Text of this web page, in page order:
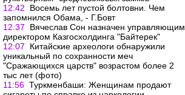
12:42
Восемь лет пустой болтовни. Чем
запомнился Обама, - Г.Бовт
12:37
Вячеслав Сон назначен управляющим
директором Казгосхолдинга "Байтерек"
12:07
Китайские археологи обнаружили
уникальный по сохранности меч
"Сражающихся царств" возрастом более 2
тыс лет (фото)
11:56 Туркменбаши: Женщинам продают